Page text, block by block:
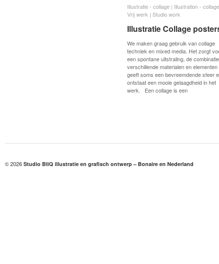
Illustratie - collage | Illustration - collage
Vrij werk | Studio work
Illustratie Collage
We maken graag gebruik van collage
techniek en mixed media. Het zorgt
een spontane uitstraling, de
verschillende materialen en elementen
geeft soms een bevreemdende sfeer
ontstaat een mooie gelaagdheid in het
werk. Een collage is een
Illustratie - collage | Illustration - collage
Vrij werk | Studio work
Illustratie Collage
© 2026 Studio BliQ illustratie en grafisch ontwerp – Bonaire en Nederland